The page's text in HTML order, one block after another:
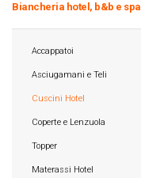
Biancheria hotel, b&b e spa
Accappatoi
Asciugamani e Teli
Cuscini Hotel
Coperte e Lenzuola
Topper
Materassi Hotel